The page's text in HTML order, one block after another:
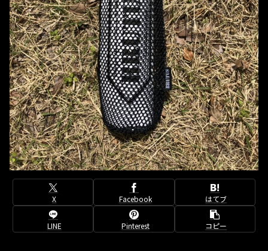
X Facebook はてブ
LINE Pinterest コピー